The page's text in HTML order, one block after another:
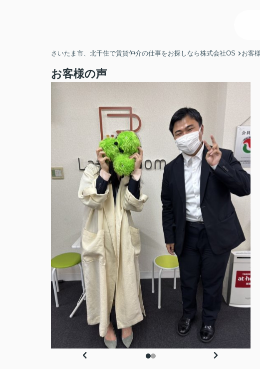
さいたま市、北千住で賃貸仲介の仕事をお探しなら株式会社OS お客
お客様の声